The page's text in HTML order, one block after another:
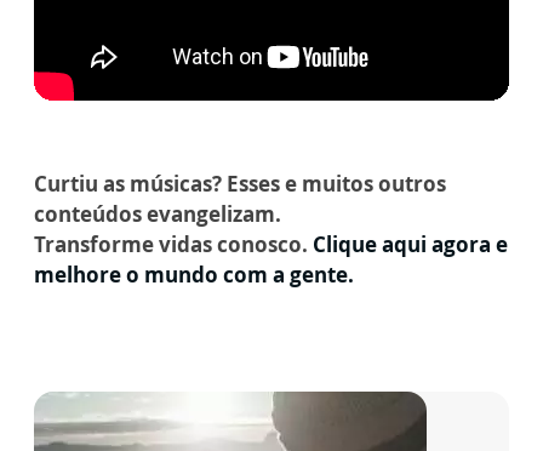
Curtiu as músicas? Esses e muitos outros
conteúdos evangelizam.
Transforme vidas conosco. Clique aqui agora e
melhore o mundo com a gente.